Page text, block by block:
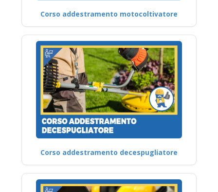
Corso addestramento motocoltivatore
Corso addestramento decespugliatore